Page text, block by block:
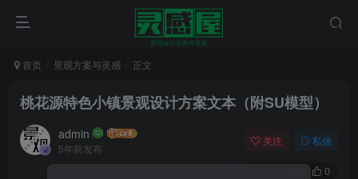
首页 景观方案与灵感 正文
桃花源特色小镇景观设计方案文本（附SU模型）
admin
5年前发布
关注 私信
0